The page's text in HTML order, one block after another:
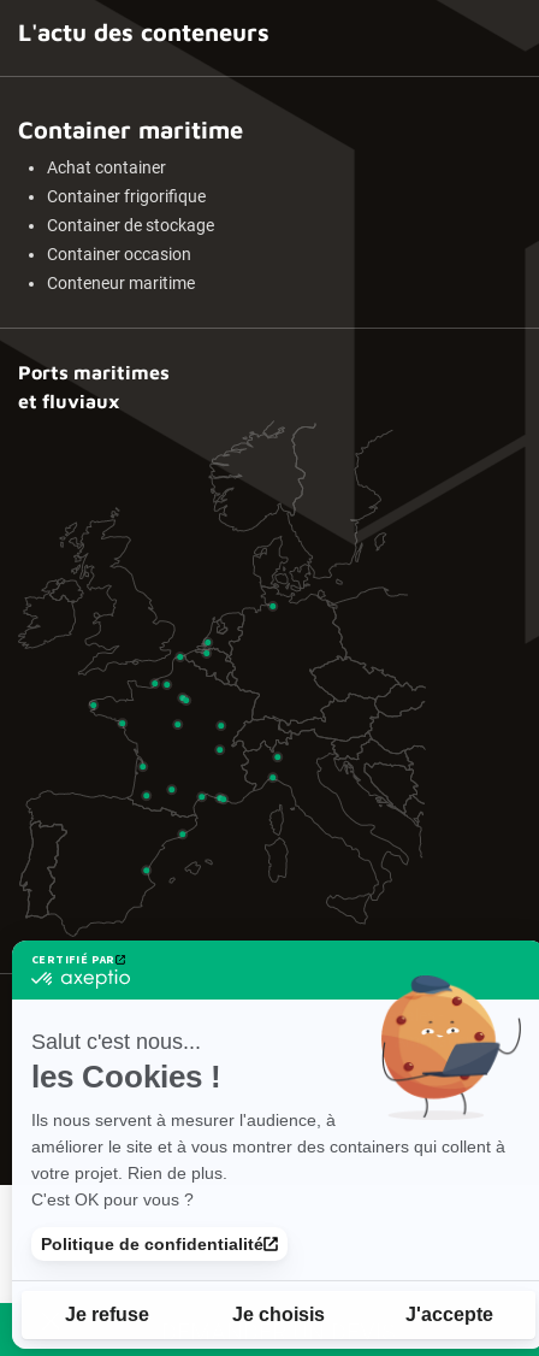
CERTIFIÉ PAR
certifié
-
En
savoir
plus
Axeptio
Salut c'est nous...
les Cookies !
Ils nous servent à mesurer l'audience, à
améliorer le site et à vous montrer des containers qui collent à
votre projet. Rien de plus.
C'est OK pour vous ?
Politique de confidentialité
Je refuse Je choisis J'accepte
L'actu des conteneurs
Container maritime
Achat container
Container frigorifique
Container de stockage
Container occasion
Conteneur maritime
Ports maritimes
et fluviaux
Mentions légales
Politique de confidentialité
CGV Aménagement
Gérer les cookies
DEMANDER UN DEVIS